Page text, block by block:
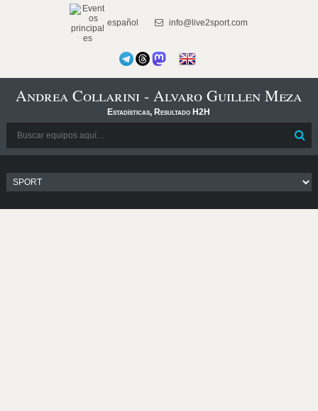
español info@live2sport.com
Andrea Collarini - Alvaro Guillen Meza
Estadísticas, Resultado H2H